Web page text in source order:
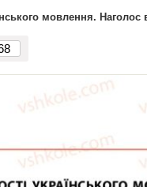
мовлення. Наголос